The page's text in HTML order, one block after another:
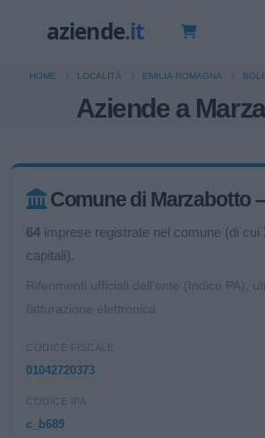
Aziende a
HOME LOCALITÀ EMILIA-ROMAGNA
Comune di Marzabotto
64 imprese registrate nel comune (di cui
capitali).
Riferimenti ufficiali dell'ente (Indice PA),
fatturazione elettronica.
CODICE FISCALE
01042720373
CODICE IPA
c_b689